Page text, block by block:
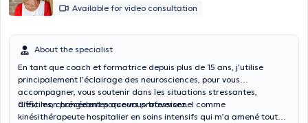
Available for video consultation
About the specialist
En tant que coach et formatrice depuis plus de 15 ans, j’utilise
principalement l’éclairage des neurosciences, pour vous
accompagner, vous soutenir dans les situations stressantes,
difficiles, changeantes que vous traversez.
C’est mon précédent parcours professionnel comme
kinésithérapeute hospitalier en soins intensifs qui m’a amené tout